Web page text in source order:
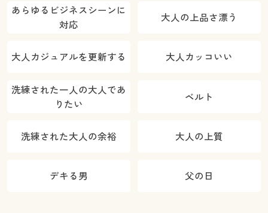
あらゆるビジネスシーンに
対応
大人の上品さ漂う
大人カジュアルを更新する 大人カッコいい
洗練された一人の大人であ
りたい
ベルト
洗練された大人の余裕 大人の上質
デキる男 父の日